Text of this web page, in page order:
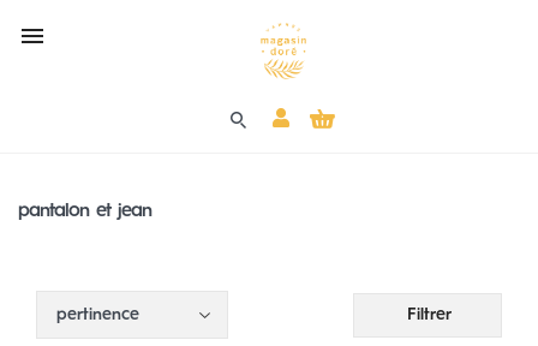

pantalon et jean
pertinence Filtrer